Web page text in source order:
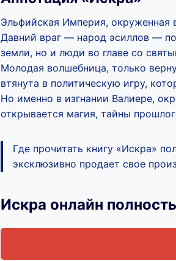
Эльфийская Империя, окруженная
Давний враг — народ эсиллов —
земли, но и люди во главе со
Молодая волшебница, только
втянута в политическую игру,
Но именно в изгнании Валиере,
открывается магия, тайны
Где прочитать книгу «Искра»
эксклюзивно продает свое
Искра онлайн